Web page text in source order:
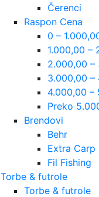
Čerenci
Raspon Cena
0 –
1.000,00 –
2.000,00 –
3.000,00 –
4.000,00 –
Preko
Brendovi
Behr
Extra Carp
Fil Fishing
Torbe & futrole
Torbe & futrole